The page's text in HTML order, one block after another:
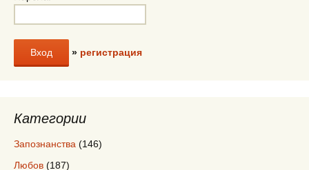
» регистрация
Категории
Запознанства (146)
Любов (187)